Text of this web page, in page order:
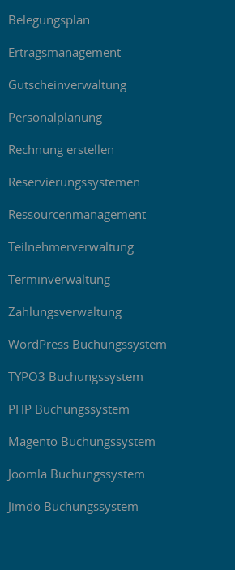
Belegungsplan
Ertragsmanagement
Gutscheinverwaltung
Personalplanung
Rechnung erstellen
Reservierungssystemen
Ressourcenmanagement
Teilnehmerverwaltung
Terminverwaltung
Zahlungsverwaltung
WordPress Buchungssystem
TYPO3 Buchungssystem
PHP Buchungssystem
Magento Buchungssystem
Joomla Buchungssystem
Jimdo Buchungssystem